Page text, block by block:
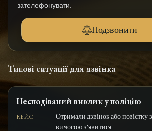
зателефонувати.
Подзвонити
Типові ситуації для дзвінка
Несподіваний виклик у поліцію
КЕЙС
Отримали дзвінок або повістку з
вимогою з’явитися